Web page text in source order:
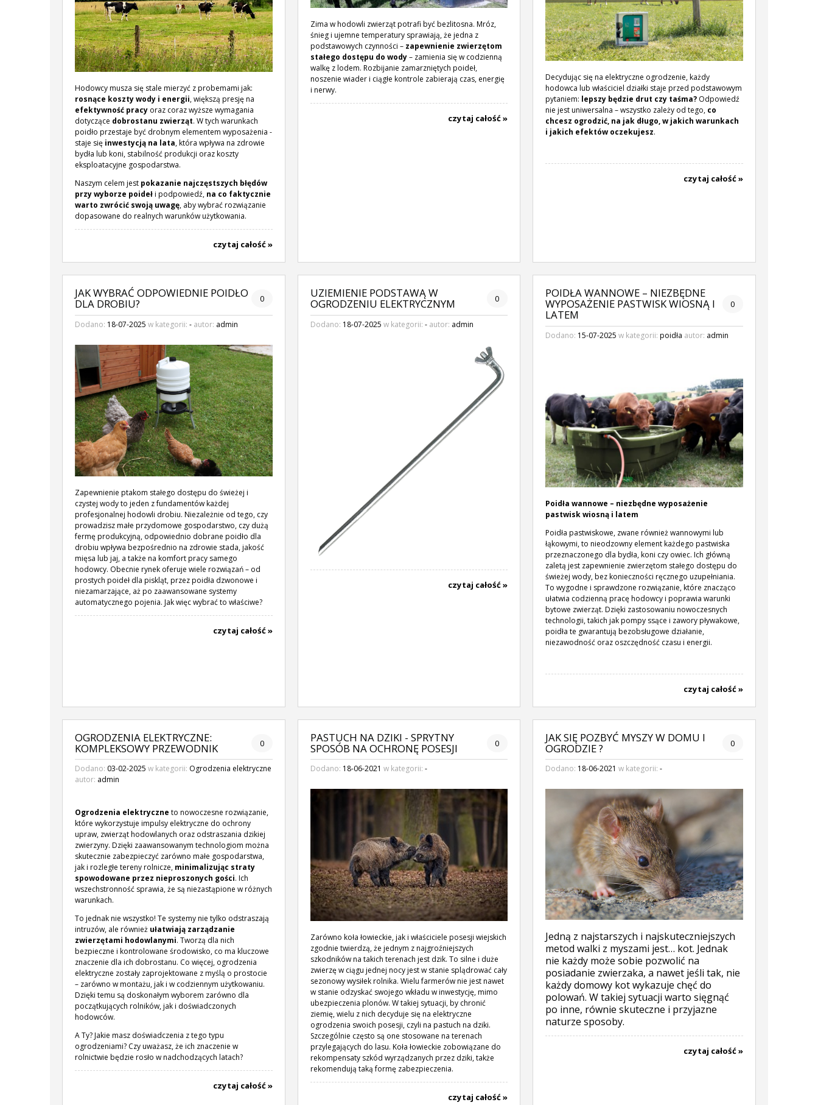
Hodowcy musza się stale mierzyć z probemami jak:
rosnące koszty wody i energii, większą presję na
efektywność pracy oraz coraz wyższe wymagania
dotyczące dobrostanu zwierząt. W tych warunkach
poidło przestaje być drobnym elementem wyposażenia -
staje się inwestycją na lata, która wpływa na zdrowie
bydła lub koni, stabilność produkcji oraz koszty
eksploatacyjne gospodarstwa.
Naszym celem jest pokazanie najczęstszych błędów
przy wyborze poidełi podpowiedź, na co faktycznie
warto zwrócić swoją uwagę, aby wybrać rozwiązanie
dopasowane do realnych warunków użytkowania.
czytaj całość »
Zima w hodowli zwierząt potrafi być bezlitosna. Mróz,
śnieg i ujemne temperatury sprawiają, że jedna z
podstawowych czynności – zapewnienie zwierzętom
stałego dostępu do wody– zamienia się w codzienną
walkę z lodem. Rozbijanie zamarzniętych poideł,
noszenie wiader i ciągłe kontrole zabierają czas, energię
i nerwy.
czytaj całość »
Decydując się na elektryczne ogrodzenie, każdy
hodowca lub właściciel działki staje przed podstawowym
pytaniem: lepszy będzie drut czy taśma? Odpowiedź
nie jest uniwersalna – wszystko zależy od tego, co
chcesz ogrodzić, na jak długo, w jakich warunkach
i jakich efektów oczekujesz.
czytaj całość »
JAK WYBRAĆ ODPOWIEDNIE POIDŁO
DLA DROBIU? 0
Dodano: 18-07-2025 w kategorii: - autor: admin
Zapewnienie ptakom stałego dostępu do świeżej i
czystej wody to jeden z fundamentów każdej
profesjonalnej hodowli drobiu. Niezależnie od tego, czy
prowadzisz małe przydomowe gospodarstwo, czy dużą
fermę produkcyjną, odpowiednio dobrane poidło dla
drobiu wpływa bezpośrednio na zdrowie stada, jakość
mięsa lub jaj, a także na komfort pracy samego
hodowcy. Obecnie rynek oferuje wiele rozwiązań – od
prostych poideł dla piskląt, przez poidła dzwonowe i
niezamarzające, aż po zaawansowane systemy
automatycznego pojenia. Jak więc wybrać to właściwe?
czytaj całość »
UZIEMIENIE PODSTAWĄ W
OGRODZENIU ELEKTRYCZNYM 0
Dodano: 18-07-2025 w kategorii: -autor: admin
czytaj całość »
POIDŁA WANNOWE – NIEZBĘDNE
WYPOSAŻENIE PASTWISK WIOSNĄ I
LATEM
0
Dodano: 15-07-2025 w kategorii:poidła autor: admin
Poidła wannowe – niezbędne wyposażenie
pastwisk wiosną i latem
Poidła pastwiskowe, zwane również wannowymi lub
łąkowymi, to nieodzowny element każdego pastwiska
przeznaczonego dla bydła, koni czy owiec. Ich główną
zaletą jest zapewnienie zwierzętom stałego dostępu do
świeżej wody, bez konieczności ręcznego uzupełniania.
To wygodne i sprawdzone rozwiązanie, które znacząco
ułatwia codzienną pracę hodowcy i poprawia warunki
bytowe zwierząt. Dzięki zastosowaniu nowoczesnych
technologii, takich jak pompy ssące i zawory pływakowe,
poidła te gwarantują bezobsługowe działanie,
niezawodność oraz oszczędność czasu i energii.
czytaj całość »
OGRODZENIA ELEKTRYCZNE:
KOMPLEKSOWY PRZEWODNIK 0
Dodano: 03-02-2025 w kategorii: Ogrodzenia elektryczne
autor: admin
Ogrodzenia elektryczne to nowoczesne rozwiązanie,
które wykorzystuje impulsy elektryczne do ochrony
upraw, zwierząt hodowlanych oraz odstraszania dzikiej
zwierzyny. Dzięki zaawansowanym technologiom można
skutecznie zabezpieczyć zarówno małe gospodarstwa,
jak i rozległe tereny rolnicze, minimalizując straty
spowodowane przez nieproszonych gości. Ich
wszechstronność sprawia, że są niezastąpione w różnych
warunkach.
To jednak nie wszystko! Te systemy nie tylko odstraszają
intruzów, ale również ułatwiają zarządzanie
zwierzętami hodowlanymi. Tworzą dla nich
bezpieczne i kontrolowane środowisko, co ma kluczowe
znaczenie dla ich dobrostanu. Co więcej, ogrodzenia
elektryczne zostały zaprojektowane z myślą o prostocie
– zarówno w montażu, jak i w codziennym użytkowaniu.
Dzięki temu są doskonałym wyborem zarówno dla
początkujących rolników, jak i doświadczonych
hodowców.
A Ty? Jakie masz doświadczenia z tego typu
ogrodzeniami? Czy uważasz, że ich znaczenie w
rolnictwie będzie rosło w nadchodzących latach?
czytaj całość »
PASTUCH NA DZIKI - SPRYTNY
SPOSÓB NA OCHRONĘ POSESJI 0
Dodano: 18-06-2021 w kategorii: -
Zarówno koła łowieckie, jak i właściciele posesji wiejskich
zgodnie twierdzą, że jednym z najgroźniejszych
szkodników na takich terenach jest dzik. To silne i duże
zwierzę w ciągu jednej nocy jest w stanie splądrować cały
sezonowy wysiłek rolnika. Wielu farmerów nie jest nawet
w stanie odzyskać swojego wkładu w inwestycję, mimo
ubezpieczenia plonów. W takiej sytuacji, by chronić
ziemię, wielu z nich decyduje się na elektryczne
ogrodzenia swoich posesji, czyli na pastuch na dziki.
Szczególnie często są one stosowane na terenach
przylegających do lasu. Koła łowieckie zobowiązane do
rekompensaty szkód wyrządzanych przez dziki, także
rekomendują taką formę zabezpieczenia.
czytaj całość »
JAK SIĘ POZBYĆ MYSZY W DOMU I
OGRODZIE ? 0
Dodano: 18-06-2021 w kategorii:-
Jedną z najstarszych i najskuteczniejszych
metod walki z myszami jest… kot. Jednak
nie każdy może sobie pozwolić na
posiadanie zwierzaka, a nawet jeśli tak, nie
każdy domowy kot wykazuje chęć do
polowań. W takiej sytuacji warto sięgnąć
po inne, równie skuteczne i przyjazne
naturze sposoby.
czytaj całość »